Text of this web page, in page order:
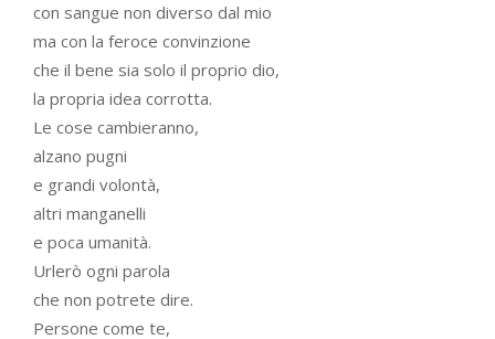
con sangue non diverso dal mio
ma con la feroce convinzione
che il bene sia solo il proprio dio,
la propria idea corrotta.
Le cose cambieranno,
alzano pugni
e grandi volontà,
altri manganelli
e poca umanità.
Urlerò ogni parola
che non potrete dire.
Persone come te,